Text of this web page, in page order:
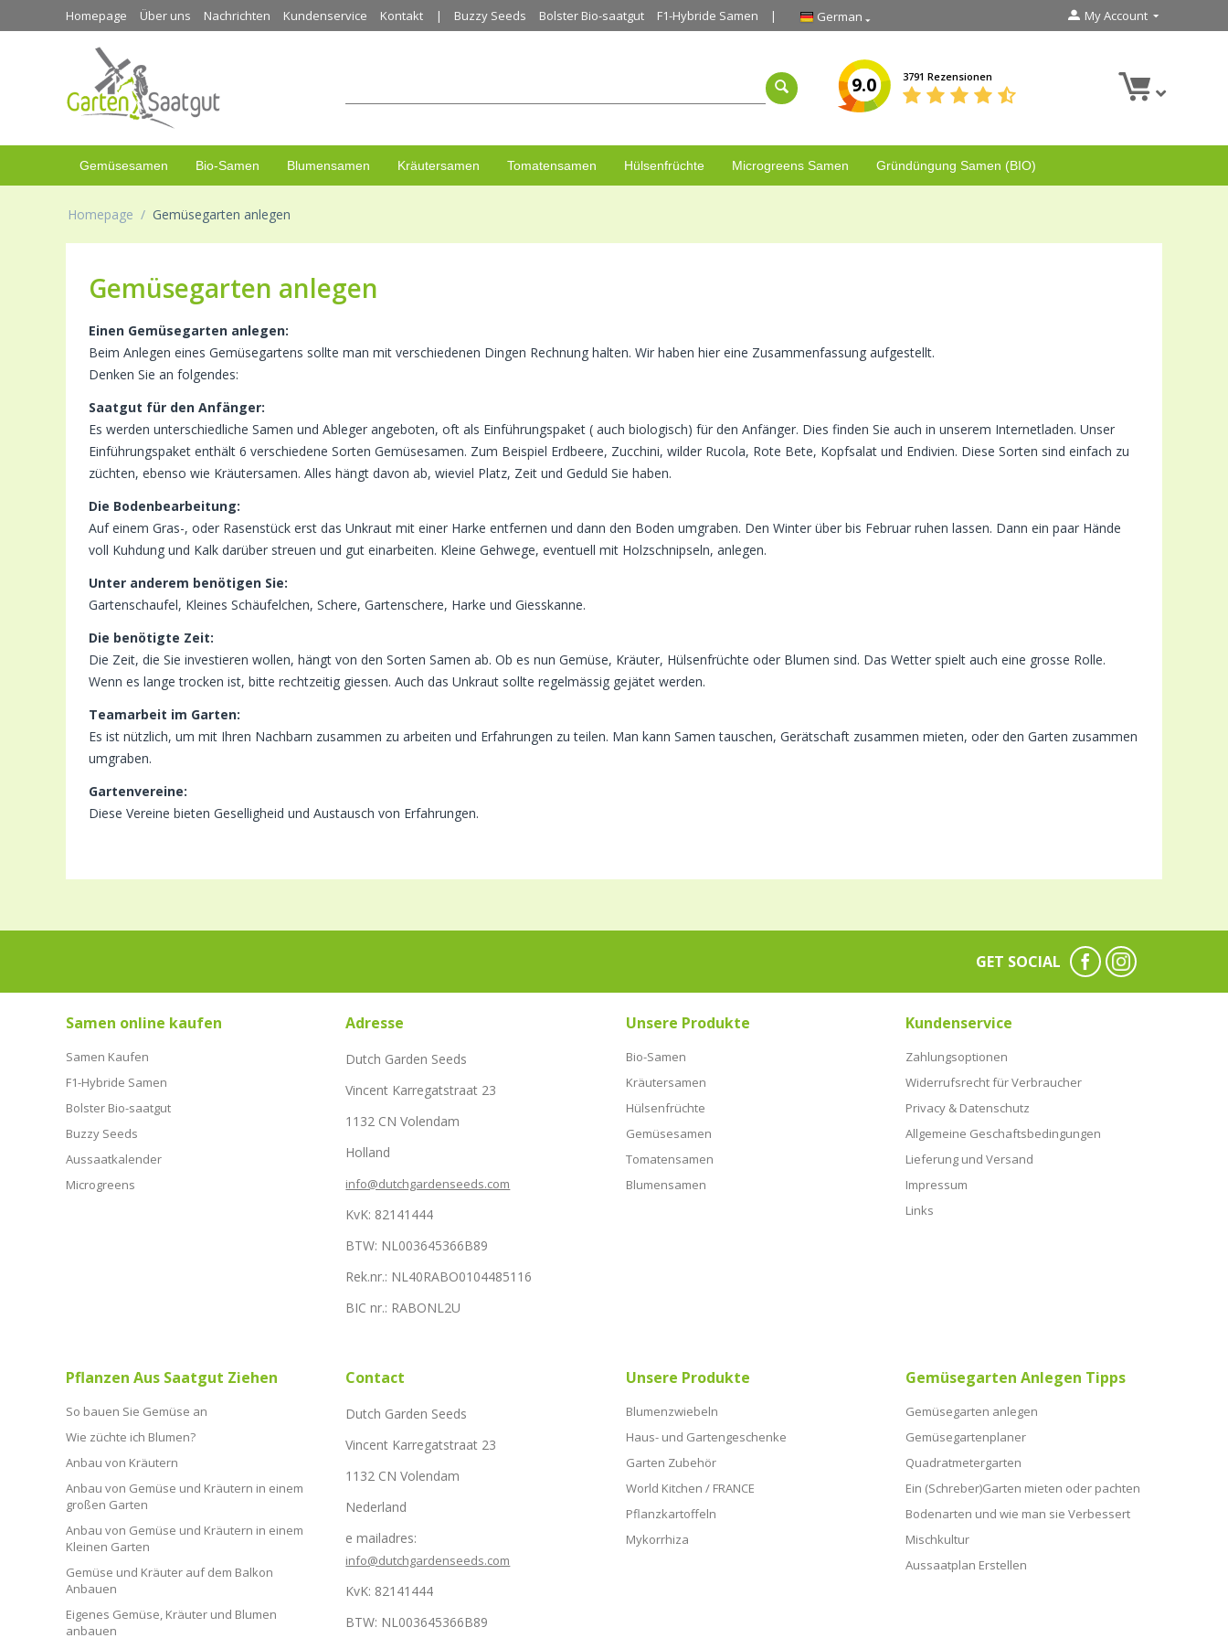
Homepage Über uns Nachrichten Kundenservice Kontakt Buzzy Seeds Bolster Bio-saatgut F1-Hybride Samen German My Account
9.0 3791 Rezensionen
Gemüsesamen Bio-Samen Blumensamen Kräutersamen Tomatensamen Hülsenfrüchte Microgreens Samen Gründüngung Samen (BIO)
Homepage / Gemüsegarten anlegen
Gemüsegarten anlegen
Einen Gemüsegarten anlegen:
Beim Anlegen eines Gemüsegartens sollte man mit verschiedenen Dingen Rechnung halten. Wir haben hier eine Zusammenfassung aufgestellt.
Denken Sie an folgendes:
Saatgut für den Anfänger:
Es werden unterschiedliche Samen und Ableger angeboten, oft als Einführungspaket ( auch biologisch) für den Anfänger. Dies finden Sie auch in unserem Internetladen. Unser
Einführungspaket enthält 6 verschiedene Sorten Gemüsesamen. Zum Beispiel Erdbeere, Zucchini, wilder Rucola, Rote Bete, Kopfsalat und Endivien. Diese Sorten sind einfach zu
züchten, ebenso wie Kräutersamen. Alles hängt davon ab, wieviel Platz, Zeit und Geduld Sie haben.
Die Bodenbearbeitung:
Auf einem Gras-, oder Rasenstück erst das Unkraut mit einer Harke entfernen und dann den Boden umgraben. Den Winter über bis Februar ruhen lassen. Dann ein paar Hände
voll Kuhdung und Kalk darüber streuen und gut einarbeiten. Kleine Gehwege, eventuell mit Holzschnipseln, anlegen.
Unter anderem benötigen Sie:
Gartenschaufel, Kleines Schäufelchen, Schere, Gartenschere, Harke und Giesskanne.
Die benötigte Zeit:
Die Zeit, die Sie investieren wollen, hängt von den Sorten Samen ab. Ob es nun Gemüse, Kräuter, Hülsenfrüchte oder Blumen sind. Das Wetter spielt auch eine grosse Rolle.
Wenn es lange trocken ist, bitte rechtzeitig giessen. Auch das Unkraut sollte regelmässig gejätet werden.
Teamarbeit im Garten:
Es ist nützlich, um mit Ihren Nachbarn zusammen zu arbeiten und Erfahrungen zu teilen. Man kann Samen tauschen, Gerätschaft zusammen mieten, oder den Garten zusammen
umgraben.
Gartenvereine:
Diese Vereine bieten Geselligheid und Austausch von Erfahrungen.
GET SOCIAL
Samen online kaufen
Samen Kaufen
F1-Hybride Samen
Bolster Bio-saatgut
Buzzy Seeds
Aussaatkalender
Microgreens
Adresse
Dutch Garden Seeds
Vincent Karregatstraat 23
1132 CN Volendam
Holland
info@dutchgardenseeds.com
KvK: 82141444
BTW: NL003645366B89
Rek.nr.: NL40RABO0104485116
BIC nr.: RABONL2U
Unsere Produkte
Bio-Samen
Kräutersamen
Hülsenfrüchte
Gemüsesamen
Tomatensamen
Blumensamen
Kundenservice
Zahlungsoptionen
Widerrufsrecht für Verbraucher
Privacy & Datenschutz
Allgemeine Geschaftsbedingungen
Lieferung und Versand
Impressum
Links
Pflanzen Aus Saatgut Ziehen
So bauen Sie Gemüse an
Wie züchte ich Blumen?
Anbau von Kräutern
Anbau von Gemüse und Kräutern in einem
großen Garten
Anbau von Gemüse und Kräutern in einem
Kleinen Garten
Gemüse und Kräuter auf dem Balkon
Anbauen
Eigenes Gemüse, Kräuter und Blumen
anbauen
Contact
Dutch Garden Seeds
Vincent Karregatstraat 23
1132 CN Volendam
Nederland
e mailadres:
info@dutchgardenseeds.com
KvK: 82141444
BTW: NL003645366B89
Unsere Produkte
Blumenzwiebeln
Haus- und Gartengeschenke
Garten Zubehör
World Kitchen / FRANCE
Pflanzkartoffeln
Mykorrhiza
Gemüsegarten Anlegen Tipps
Gemüsegarten anlegen
Gemüsegartenplaner
Quadratmetergarten
Ein (Schreber)Garten mieten oder pachten
Bodenarten und wie man sie Verbessert
Mischkultur
Aussaatplan Erstellen